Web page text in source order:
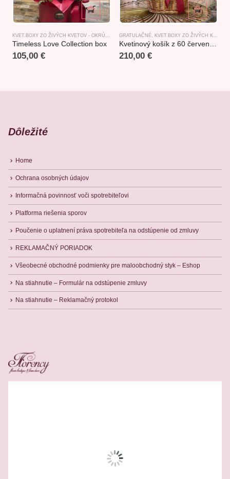
VALENTÍN
Timeless Love Collection box
105,00 €
GRATULAČNÉ KVET.BOXY ZO ŽIVÝCH KVETOV - OKRÚHLE
210,00 €
Dôležité
Home
Ochrana osobných údajov
Informačná povinnosť voči spotrebiteľovi
Platforma riešenia sporov
Poučenie o uplatnení práva spotrebiteľa na odstúpenie od zmluvy
REKLAMAČNÝ PORIADOK
Všeobecné obchodné podmienky pre maloobchodný styk – Eshop
Na stiahnutie – Formulár na odstúpenie zmluvy
Na stiahnutie – Reklamačný protokol